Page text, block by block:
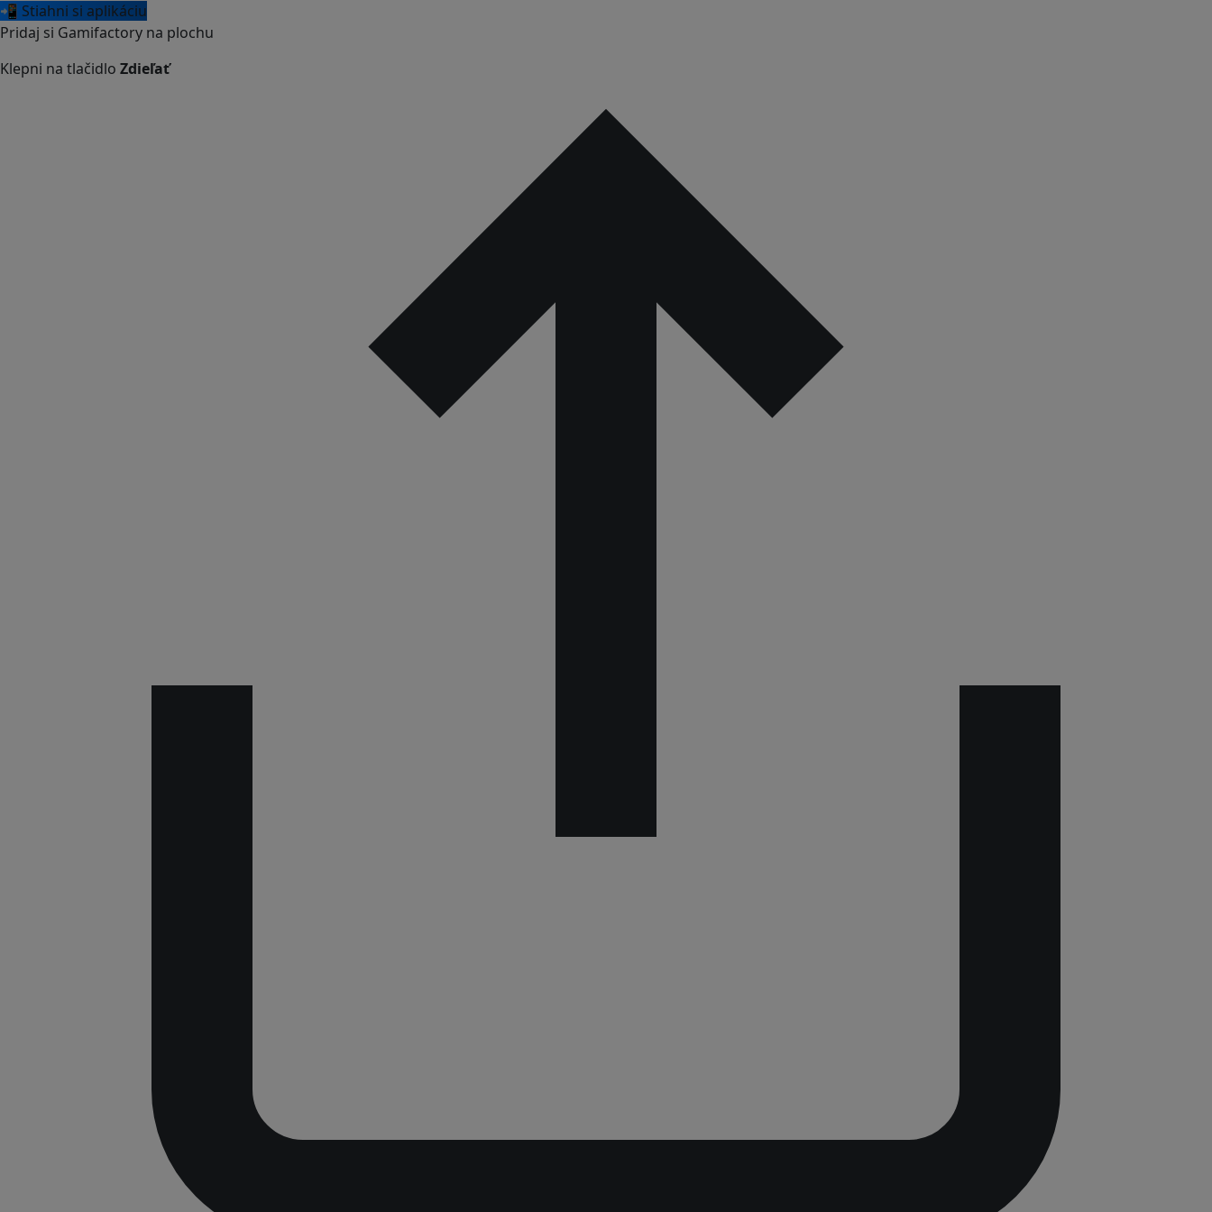
📲 Stiahni si aplikáciu
Pridaj si Gamifactory na plochu
Klepni na tlačidlo Zdieľať